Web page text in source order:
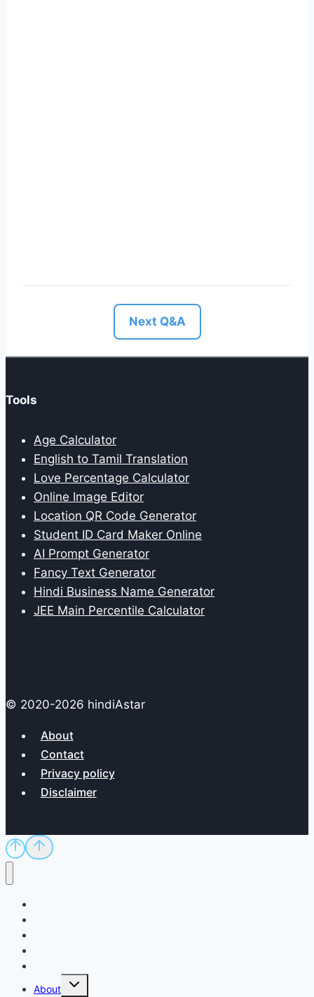
Next Q&A
Tools
Age Calculator
English to Tamil Translation
Love Percentage Calculator
Online Image Editor
Location QR Code Generator
Student ID Card Maker Online
AI Prompt Generator
Fancy Text Generator
Hindi Business Name Generator
JEE Main Percentile Calculator
© 2020-2026 hindiAstar
About
Contact
Privacy policy
Disclaimer
About
Toggle